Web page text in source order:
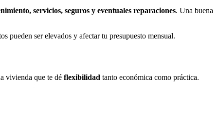
servicios, seguros y eventuales reparaciones. Una buena
pueden ser elevados y afectar tu presupuesto mensual.
vivienda que te dé flexibilidad tanto económica como práctica.